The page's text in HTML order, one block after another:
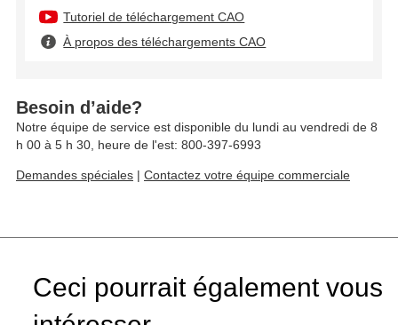
Tutoriel de téléchargement CAO
À propos des téléchargements CAO
Besoin d’aide?
Notre équipe de service est disponible du lundi au vendredi de 8
h 00 à 5 h 30, heure de l'est: 800-397-6993
Demandes spéciales | Contactez votre équipe commerciale
Ceci pourrait également vous